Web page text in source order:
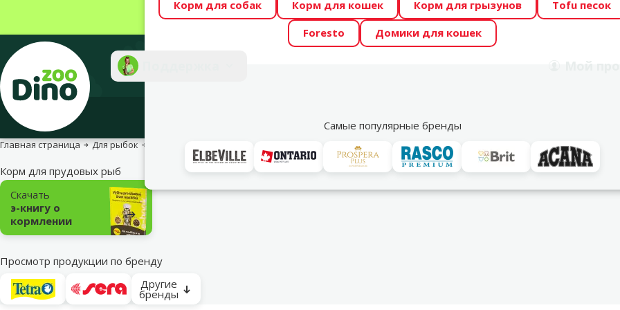
Весь месяц Dino Zoo предлагает отличные цены на ТОП-овые корма! 🍖
Фотоконкурс “GADA ŪSAIŅI”! Возможно Твой питомец станет звездой
Корм для собак Корм для кошек Корм для грызунов
Tofu песок
Foresto
Домики для кошек
Самые популярные бренды
Акции
Главная страница Для рыбок Сухой корм для рыбок
Корм для прудовых рыб
Подкатегория
Скачать
э-книгу о
кормлении
Просмотр продукции по бренду
Другие
бренды